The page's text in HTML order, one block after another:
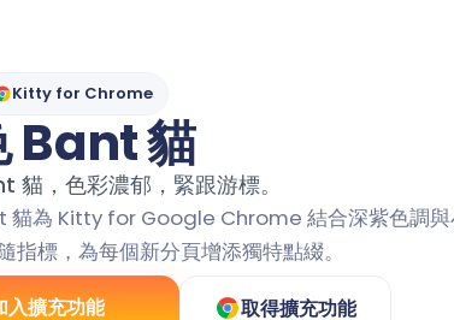
Kitty for Chrome
Bant 貓
貓，色彩濃郁，緊跟游標。
貓為 Kitty for Google Chrome 結合深紫色調與
指標，為每個新分頁增添獨特點綴。
入擴充功能 取得擴充功能